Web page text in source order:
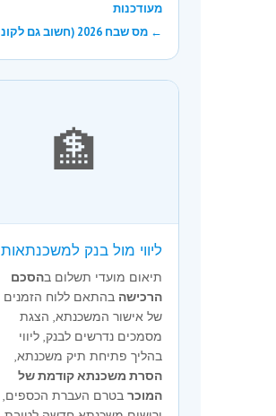
מעודכנות
← מס שבח 2026 (חשוב גם לקונה)
🏦
ליווי מול בנק למשכנתאות
תיאום מועדי תשלום בהסכם
הרכישה בהתאם ללוח הזמנים
של אישור המשכנתא, הצגת
מסמכים נדרשים לבנק, ליווי
בהליך פתיחת תיק משכנתא,
הסרת משכנתא קודמת של
המוכר בטרם העברת הכספים,